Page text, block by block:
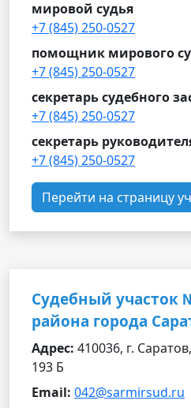
мировой судья
+7 (845) 250-0527
помощник мирового
+7 (845) 250-0527
секретарь судебного
+7 (845) 250-0527
секретарь
+7 (845) 250-0527
Перейти на страницу
Судебный участок
района города
Адрес: 410036, г.
193 Б
Email: 042@sarmirsud.ru